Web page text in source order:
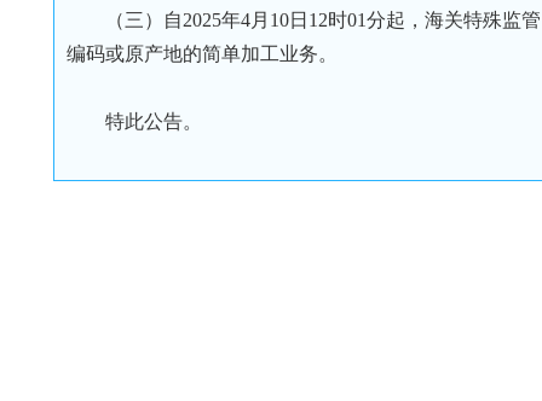
（三）自2025年4月10日12时01分起，海关特殊
编码或原产地的简单加工业务。
特此公告。